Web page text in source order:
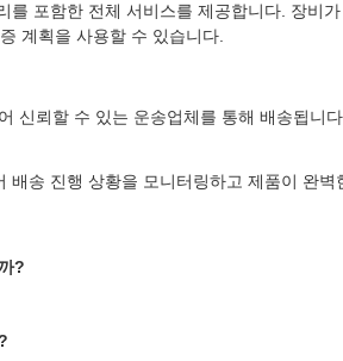
를 포함한 전체 서비스를 제공합니다. 장비
계획을 사용할 수 있습니다.
신뢰할 수 있는 운송업체를 통해 배송됩니
송 진행 상황을 모니터링하고 제품이 완벽
?